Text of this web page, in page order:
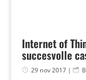
Internet of
succesvolle
29 nov 2017|